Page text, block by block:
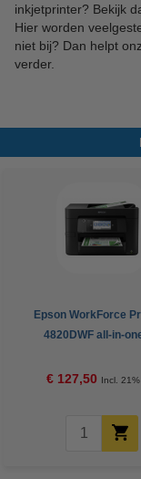
inkjetprinter? Bekijk
Hier worden
niet bij? Dan helpt
verder.
Epson WorkForce
4820DWF all-in-
€ 127,50 Incl.